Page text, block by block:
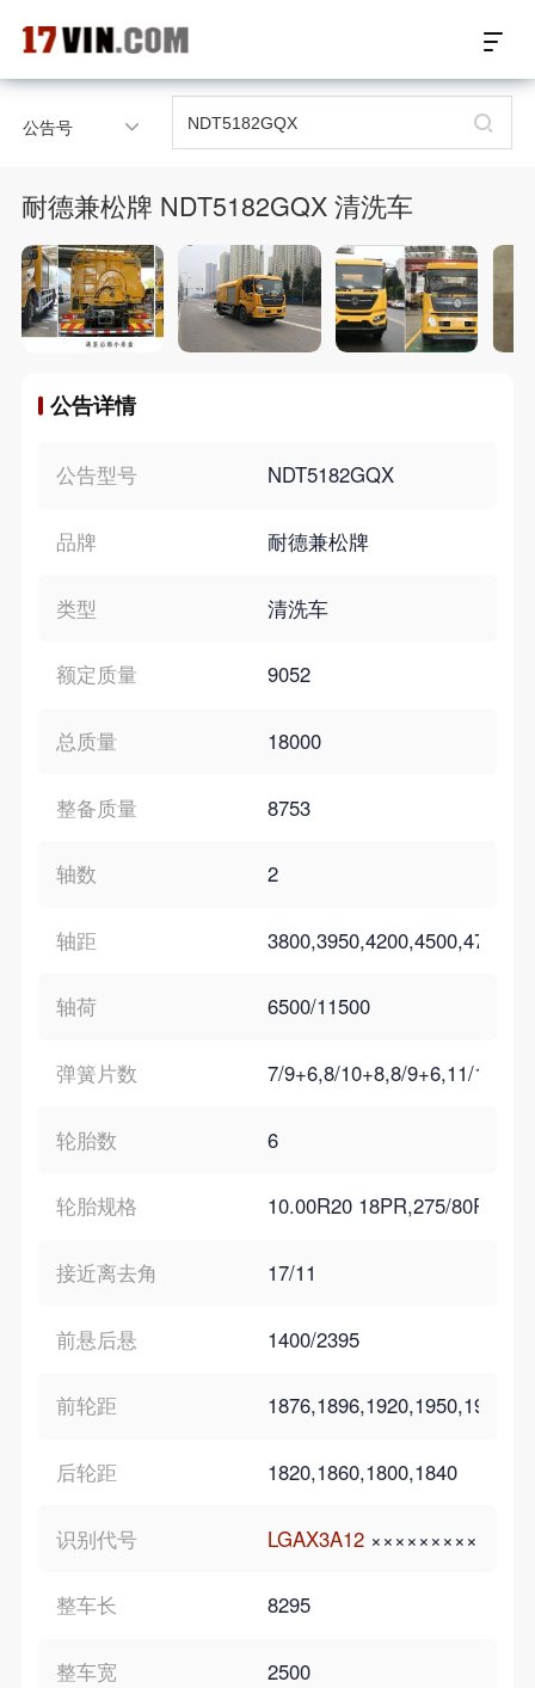
17VIN车架号查询首页
汽配产品车型适配
汽配产品电子目录
微信群智能客服
个性化私人定制
公告号
耐德兼松牌 NDT5182GQX 清洗车
公告详情
公告型号 NDT5182GQX
品牌 耐德兼松牌
类型 清洗车
额定质量 9052
总质量 18000
整备质量 8753
轴数 2
轴距
轴荷 6500/11500
弹簧片数 7/9+6,8/10+8,8/9+6,11/
轮胎数 6
轮胎规格 10.00R20 18PR,275/80R22.5
接近离去角 17/11
前悬后悬 1400/2395
前轮距
后轮距 1820,1860,1800,1840
识别代号 LGAX3A12 ×××××××××
整车长 8295
整车宽 2500